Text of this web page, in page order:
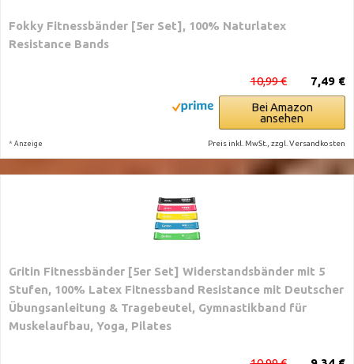
Fokky Fitnessbänder [5er Set], 100% Naturlatex
Resistance Bands
7,49 €
10,99 €
Bei Amazon
ansehen
* Anzeige Preis inkl. MwSt., zzgl. Versandkosten
Gritin Fitnessbänder [5er Set] Widerstandsbänder mit 5
Stufen, 100% Latex Fitnessband Resistance mit Deutscher
Übungsanleitung & Tragebeutel, Gymnastikband für
Muskelaufbau, Yoga, Pilates